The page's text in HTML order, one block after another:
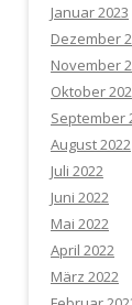
Januar 2023
Dezember
November
Oktober
September
August 2022
Juli 2022
Juni 2022
Mai 2022
April 2022
März 2022